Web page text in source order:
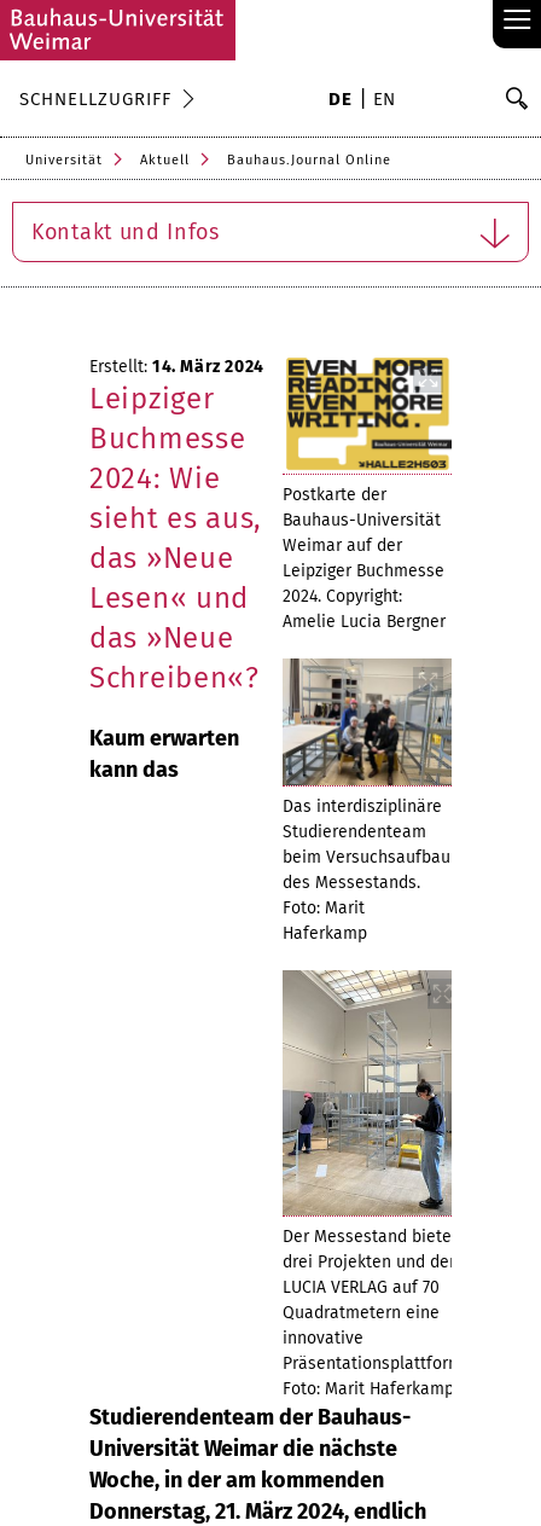
≡
SCHNELLZUGRIFF DE EN
Universität Aktuell Bauhaus.Journal Online
Kontakt und Infos
Postkarte der
Bauhaus-Universität
Weimar auf der
Leipziger Buchmesse
2024. Copyright:
Amelie Lucia Bergner
Das interdisziplinäre
Studierendenteam
beim Versuchsaufbau
des Messestands.
Foto: Marit
Haferkamp
Der Messestand bietet
drei Projekten und dem
LUCIA VERLAG auf 70
Quadratmetern eine
innovative
Präsentationsplattform.
Foto: Marit Haferkamp
Erstellt: 14. März 2024
Leipziger
Buchmesse
2024: Wie
sieht es aus,
das »Neue
Lesen« und
das »Neue
Schreiben«?
Kaum erwarten
kann das
Studierendenteam der Bauhaus-
Universität Weimar die nächste
Woche, in der am kommenden
Donnerstag, 21. März 2024, endlich